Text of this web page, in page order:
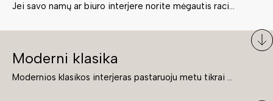
Jei savo namų ar biuro interjere norite mėgautis racionaliai išnaudotomis erdvėmis, funkcionalumu ir esate neabejingi tamsesniam koloritui bei praktiškiems sprendimams, tuomet industrinis stilius bus būtent tai, ko Jums reikia. O industrinio stiliaus baldus išsirinksite mūsų asortimente.
Moderni klasika
Modernios klasikos interjeras pastaruoju metu tikrai yra „ant bangos“. Tie, kurie nenori pernelyg nutolti nuo klasikos, bet drauge žavisi šiuolaikiškais sprendimais, su malonumu savo namuose kuria klasikos ir modernaus interjero tandemą – elegantišką, subtilų ir žavingą.